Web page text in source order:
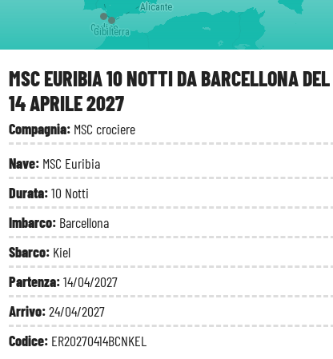
MSC EURIBIA 10 NOTTI DA BARCELLONA DEL
14 APRILE 2027
Compagnia: MSC crociere
Nave: MSC Euribia
Durata:10 Notti
Imbarco: Barcellona
Sbarco: Kiel
Partenza:14/04/2027
Arrivo:24/04/2027
Codice: ER20270414BCNKEL
Alicante
Gibilterra
Cadice